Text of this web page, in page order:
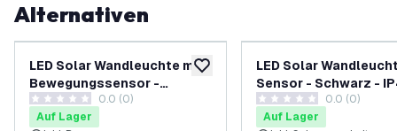
Alternativen
zur Wunschliste hinzufügen
LED Solar Wandleuchte mit
Bewegungssensor -
Schwarz - IP44
0 Bewertungssterne
0.0 (0)
Auf Lager
LED Solar
Sensor - Schwarz -
0 Bewertungssterne
0.0 (0)
Auf Lager